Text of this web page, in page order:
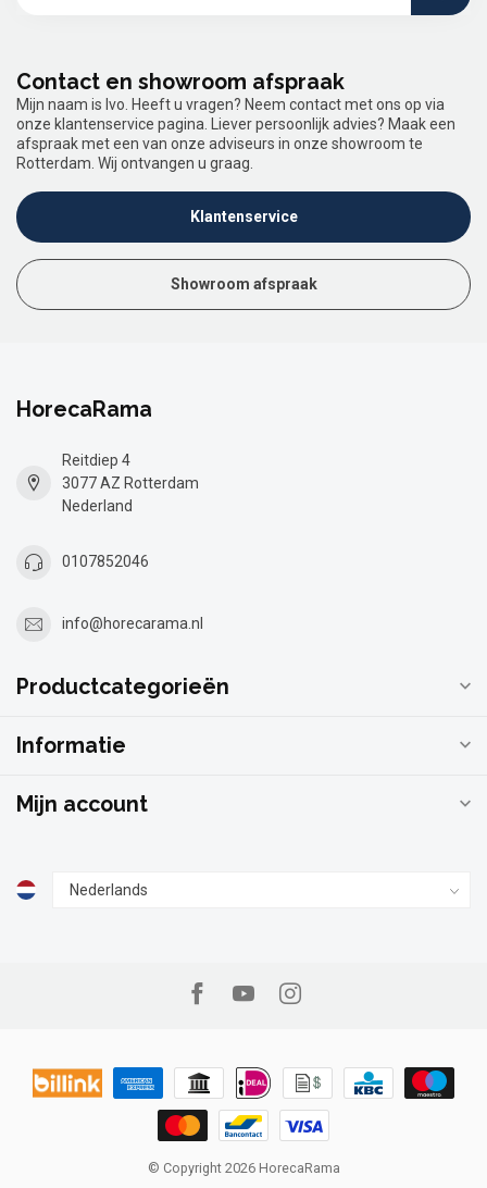
Contact en showroom afspraak
Mijn naam is Ivo. Heeft u vragen? Neem contact met ons op via
onze klantenservice pagina. Liever persoonlijk advies? Maak een
afspraak met een van onze adviseurs in onze showroom te
Rotterdam. Wij ontvangen u graag.
Klantenservice
Showroom afspraak
HorecaRama
Reitdiep 4
3077 AZ Rotterdam
Nederland
0107852046
info@horecarama.nl
Productcategorieën
Informatie
Mijn account
© Copyright 2026 HorecaRama